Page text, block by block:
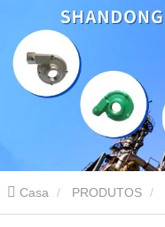
Casa PRODUTOS